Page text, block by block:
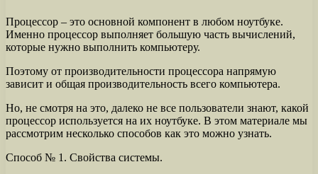
Процессор – это основной компонент в любом ноутбуке.
Именно процессор выполняет большую часть вычислений,
которые нужно выполнить компьютеру.
Поэтому от производительности процессора напрямую
зависит и общая производительность всего компьютера.
Но, не смотря на это, далеко не все пользователи знают, какой
процессор используется на их ноутбуке. В этом материале мы
рассмотрим несколько способов как это можно узнать.
Способ № 1. Свойства системы.